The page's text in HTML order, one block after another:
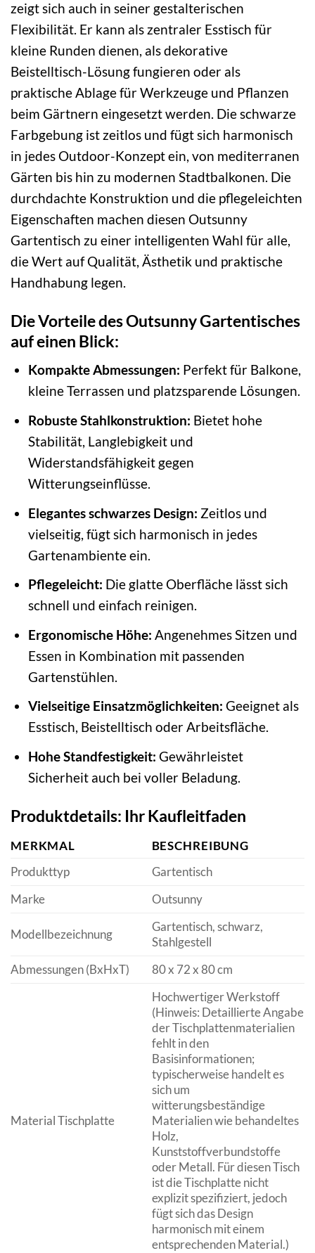
zeigt sich auch in seiner gestalterischen
Flexibilität. Er kann als zentraler Esstisch für
kleine Runden dienen, als dekorative
Beistelltisch-Lösung fungieren oder als
praktische Ablage für Werkzeuge und Pflanzen
beim Gärtnern eingesetzt werden. Die schwarze
Farbgebung ist zeitlos und fügt sich harmonisch
in jedes Outdoor-Konzept ein, von mediterranen
Gärten bis hin zu modernen Stadtbalkonen. Die
durchdachte Konstruktion und die pflegeleichten
Eigenschaften machen diesen Outsunny
Gartentisch zu einer intelligenten Wahl für alle,
die Wert auf Qualität, Ästhetik und praktische
Handhabung legen.
Die Vorteile des Outsunny Gartentisches
auf einen Blick:
Kompakte Abmessungen: Perfekt für Balkone,
kleine Terrassen und platzsparende Lösungen.
Robuste Stahlkonstruktion: Bietet hohe
Stabilität, Langlebigkeit und
Widerstandsfähigkeit gegen
Witterungseinflüsse.
Elegantes schwarzes Design: Zeitlos und
vielseitig, fügt sich harmonisch in jedes
Gartenambiente ein.
Pflegeleicht: Die glatte Oberfläche lässt sich
schnell und einfach reinigen.
Ergonomische Höhe: Angenehmes Sitzen und
Essen in Kombination mit passenden
Gartenstühlen.
Vielseitige Einsatzmöglichkeiten: Geeignet als
Esstisch, Beistelltisch oder Arbeitsfläche.
Hohe Standfestigkeit: Gewährleistet
Sicherheit auch bei voller Beladung.
Produktdetails: Ihr Kaufleitfaden
MERKMAL
BESCHREIBUNG
Produkttyp
Gartentisch
Marke
Outsunny
Modellbezeichnung
Gartentisch, schwarz,
Stahlgestell
Abmessungen (BxHxT)
80 x 72 x 80 cm
Material Tischplatte
Hochwertiger Werkstoff
(Hinweis: Detaillierte Angabe
der Tischplattenmaterialien
fehlt in den
Basisinformationen;
typischerweise handelt es
sich um
witterungsbeständige
Materialien wie behandeltes
Holz,
Kunststoffverbundstoffe
oder Metall. Für diesen Tisch
ist die Tischplatte nicht
explizit spezifiziert, jedoch
fügt sich das Design
harmonisch mit einem
entsprechenden Material.)